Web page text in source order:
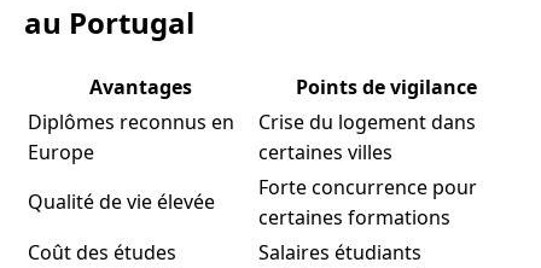
au Portugal
Avantages
Points de vigilance
Diplômes reconnus en
Europe
Crise du logement dans
certaines villes
Qualité de vie élevée
Forte concurrence pour
certaines formations
Coût des études
Salaires étudiants